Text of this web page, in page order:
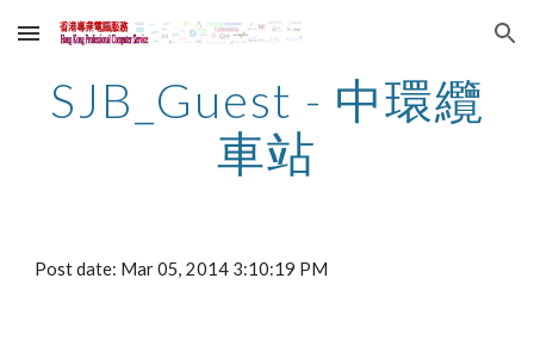
Skip to main content Skip to navigation
SJB_Guest - 中環纜
車站
Post date: Mar 05, 2014 3:10:19 PM